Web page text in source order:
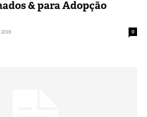
& para Adopção
0